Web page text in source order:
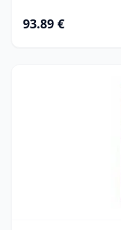
93.89 €